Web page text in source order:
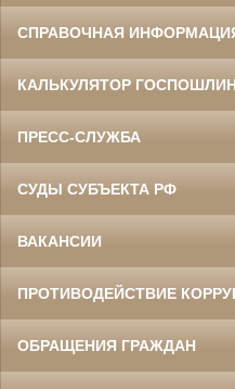
СПРАВОЧНАЯ
КАЛЬКУЛЯТОР
ПРЕСС-СЛУЖБА
СУДЫ СУБЪЕКТА РФ
ВАКАНСИИ
ПРОТИВОДЕЙСТВИЕ
ОБРАЩЕНИЯ ГРАЖДАН